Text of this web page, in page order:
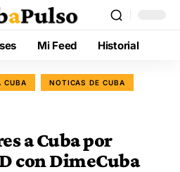
Mi Feed Historial
CUBA NOTICAS DE CUBA
a Cuba por
con DimeCuba